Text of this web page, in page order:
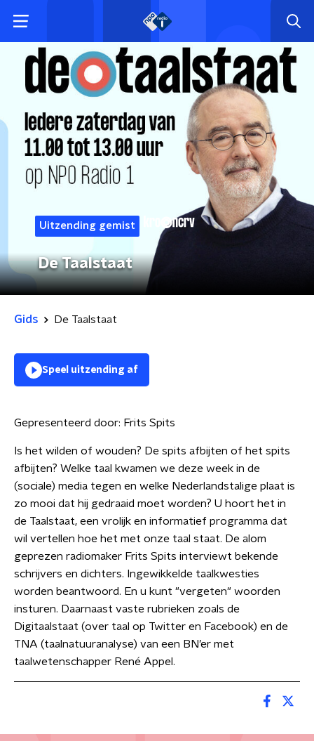
Uitzending gemist
De Taalstaat
Gids De Taalstaat
Speel uitzending af
Gepresenteerd door: Frits Spits
Is het wilden of wouden? De spits afbijten of het spits
afbijten? Welke taal kwamen we deze week in de
(sociale) media tegen en welke Nederlandstalige plaat is
zo mooi dat hij gedraaid moet worden? U hoort het in
de Taalstaat, een vrolijk en informatief programma dat
wil vertellen hoe het met onze taal staat. De alom
geprezen radiomaker Frits Spits interviewt bekende
schrijvers en dichters. Ingewikkelde taalkwesties
worden beantwoord. En u kunt "vergeten" woorden
insturen. Daarnaast vaste rubrieken zoals de
Digitaalstaat (over taal op Twitter en Facebook) en de
TNA (taalnatuuranalyse) van een BN’er met
taalwetenschapper René Appel.